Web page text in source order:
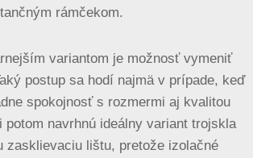
rámčekom.
variantom je možnosť vymeniť
postup sa hodí najmä v prípade, keď
spokojnosť s rozmermi aj kvalitou
potom navrhnú ideálny variant trojskla
zasklievaciu lištu, pretože izolačné